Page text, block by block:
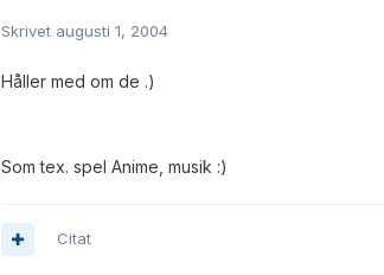
Skrivet augusti 1, 2004
Håller med om de .)
Som tex. spel Anime, musik :)
Citat